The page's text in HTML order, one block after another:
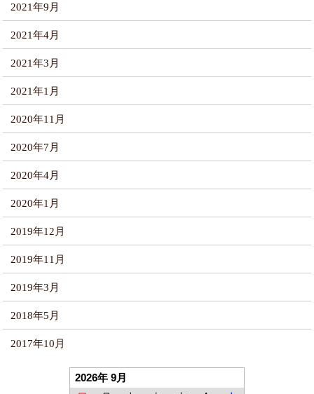
2021年9月
2021年4月
2021年3月
2021年1月
2020年11月
2020年7月
2020年4月
2020年1月
2019年12月
2019年11月
2019年3月
2018年5月
2017年10月
2026年 9月